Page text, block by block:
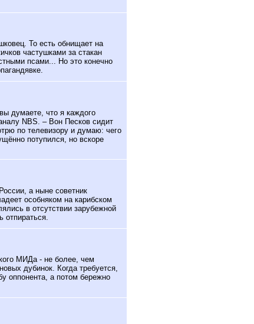
То есть обнищает на
частушками за стакан
псами... Но это конечно
думаете, что я каждого
NBS. – Вон Песков сидит
по телевизору и думаю: чего
потупился, но вскоре
а ныне советник
особняком на карибском
в отсутствии зарубежной
МИДа - не более, чем
дубинок. Когда требуется,
оппонента, а потом бережно